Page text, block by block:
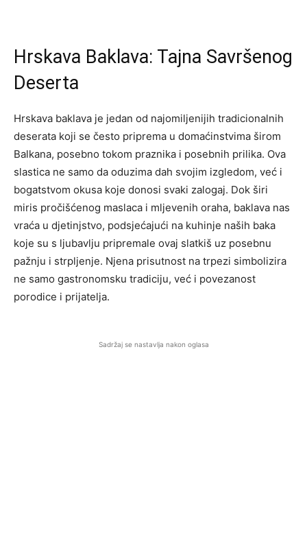
Hrskava Baklava: Tajna Savršenog
Deserta
Hrskava baklava je jedan od najomiljenijih tradicionalnih
deserata koji se često priprema u domaćinstvima širom
Balkana, posebno tokom praznika i posebnih prilika. Ova
slastica ne samo da oduzima dah svojim izgledom, već i
bogatstvom okusa koje donosi svaki zalogaj. Dok širi
miris pročišćenog maslaca i mljevenih oraha, baklava nas
vraća u djetinjstvo, podsjećajući na kuhinje naših baka
koje su s ljubavlju pripremale ovaj slatkiš uz posebnu
pažnju i strpljenje. Njena prisutnost na trpezi simbolizira
ne samo gastronomsku tradiciju, već i povezanost
porodice i prijatelja.
Sadržaj se nastavlja nakon oglasa